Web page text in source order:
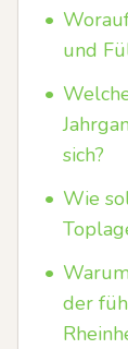
•
und
•
sich?
• Wie
•
der